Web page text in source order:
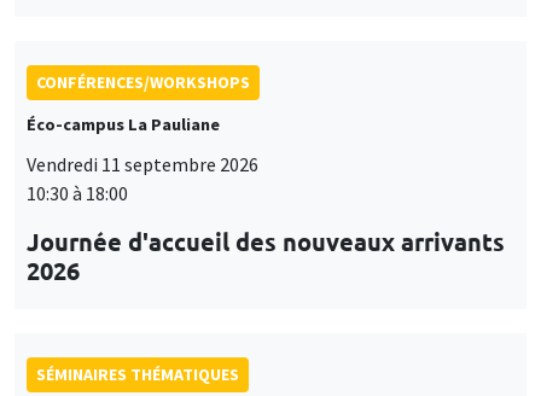
CONFÉRENCES/WORKSHOPS
Éco-campus La Pauliane
Vendredi 11 septembre 2026
10:30 à 18:00
Journée d'accueil des nouveaux arrivants
2026
SÉMINAIRES THÉMATIQUES